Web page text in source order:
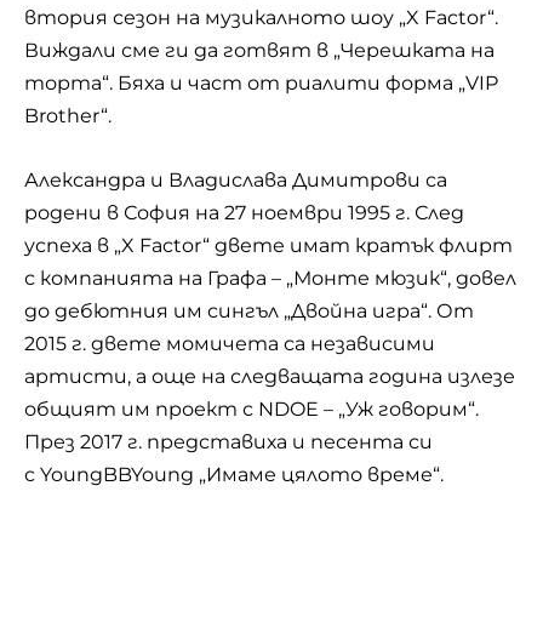
втория сезон на музикалното шоу „X Factor“.
Виждали сме ги да готвят в „Черешката на
торта“. Бяха и част от риалити форма „VIP
Brother“.
Александра и Владислава Димитрови са
родени в София на 27 ноември 1995 г. След
успеха в „X Factor“ двете имат кратък флирт
с компанията на Графа – „Монте мюзик“, довел
до дебютния им сингъл „Двойна игра“. От
2015 г. двете момичета са независими
артисти, а още на следващата година излезе
общият им проект с NDOE – „Уж говорим“.
През 2017 г. представиха и песента си
с YoungBBYoung „Имаме цялото време“.